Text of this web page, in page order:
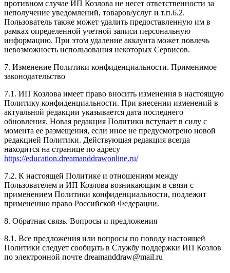
противном случае ИП Козлова не несет ответственности за
неполучение уведомлений, товаров/услуг и т.п.6.2.
Пользователь также может удалить предоставленную им в
рамках определенной учетной записи персональную
информацию. При этом удаление аккаунта может повлечь
невозможность использования некоторых Сервисов.
7. Изменение Политики конфиденциальности. Применимое
законодательство
7.1. ИП Козлова имеет право вносить изменения в настоящую
Политику конфиденциальности. При внесении изменений в
актуальной редакции указывается дата последнего
обновления. Новая редакция Политики вступает в силу с
момента ее размещения, если иное не предусмотрено новой
редакцией Политики. Действующая редакция всегда
находится на странице по адресу
https://education.dreamanddrawonline.ru/
7.2. К настоящей Политике и отношениям между
Пользователем и ИП Козлова возникающим в связи с
применением Политики конфиденциальности, подлежит
применению право Российской Федерации.
8. Обратная связь. Вопросы и предложения
8.1. Все предложения или вопросы по поводу настоящей
Политики следует сообщать в Службу поддержки ИП Козлов
по электронной почте dreamanddraw@mail.ru